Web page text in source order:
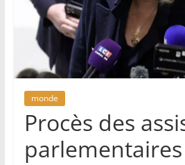
monde
Procès des